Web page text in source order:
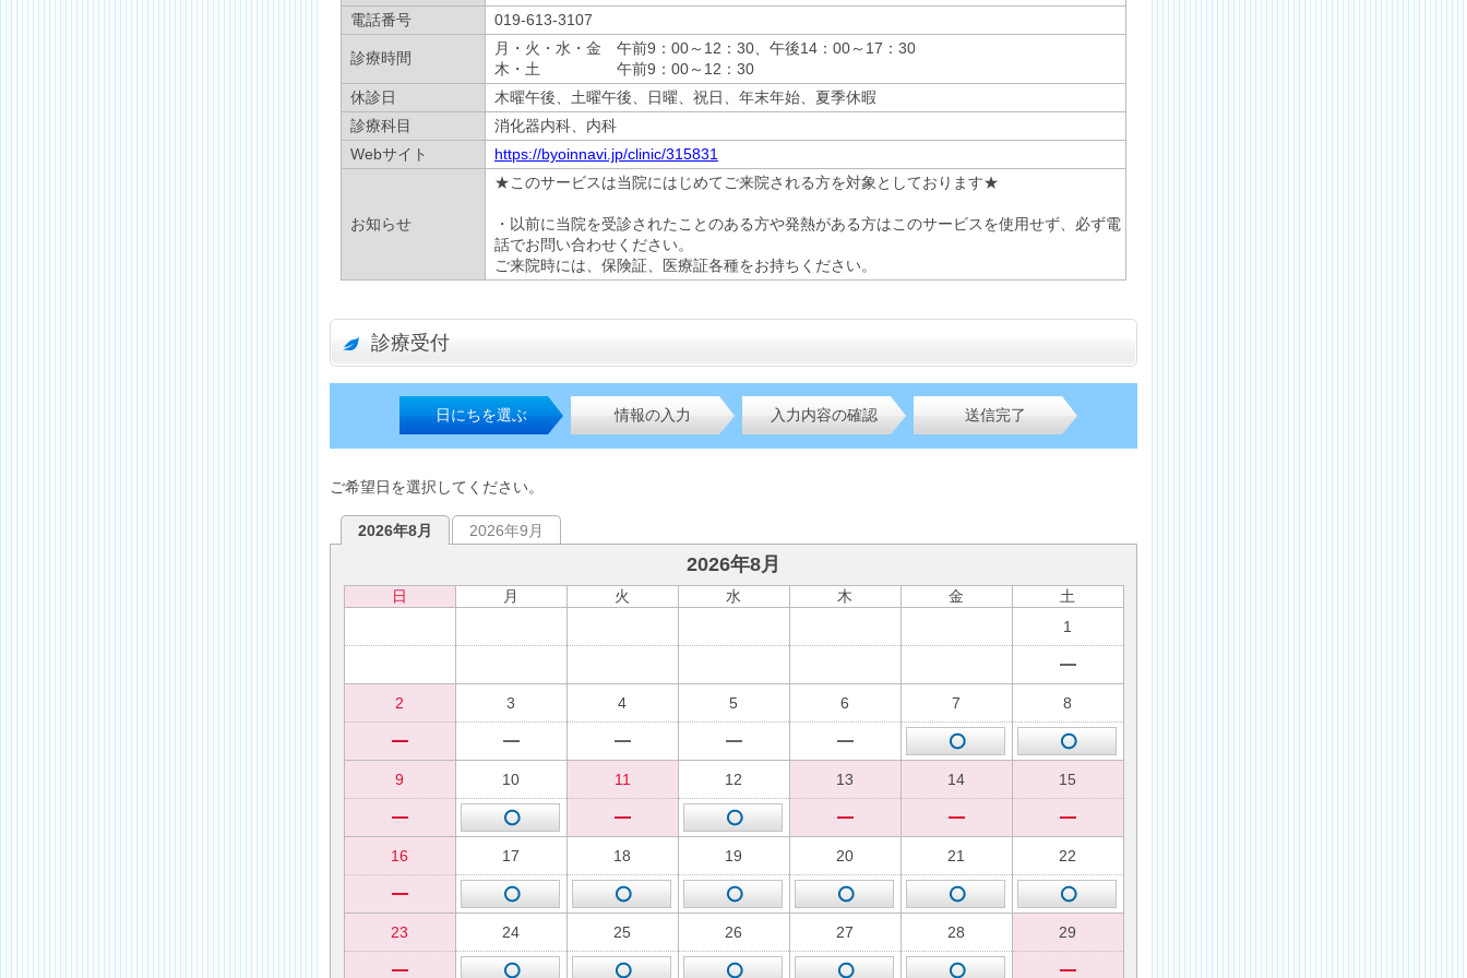
電話番号 019-613-3107
診療時間
月・火・水・金 午前9：00～12：30、午後14：00～17：30
木・土 午前9：00～12：30
休診日
木曜午後、土曜午後、日曜、祝日、年末年始、夏季休暇
診療科目
消化器内科、内科
Webサイト
https://byoinnavi.jp/clinic/315831
お知らせ
★このサービスは当院にはじめてご来院される方を対象としております★
・以前に当院を受診されたことのある方や発熱がある方はこのサービスを使用せず、必ず電
話でお問い合わせください。
ご来院時には、保険証、医療証各種をお持ちください。
診療受付
日にちを選ぶ 情報の入力 入力内容の確認 送信完了
ご希望日を選択してください。
2026年8月 2026年9月
2026年8月
日 月 火 水 木 金
土
1
2 3 4 5 6 7 8
9 10 11 12 13 14 15
16 17 18 19 20 21 22
23 24 25 26 27 28 29